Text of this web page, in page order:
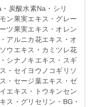
炭酸水素Na・シリ
ン果実エキス・グレー
ツ果実エキス・オレン
アルニカ花エキス・オ
ウエキス・カミツレ花
シナノキエキス・スギ
・セイヨウノコギリソ
・セージ葉エキス・ゼ
エキス・トウキンセン
ス・グリセリン・BG・